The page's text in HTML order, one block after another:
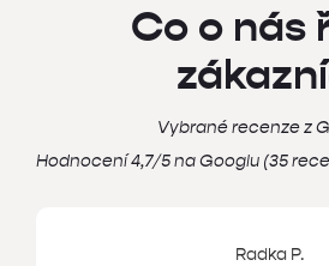
Co o nás
Vybrané recenze z
Hodnocení 4,7/5 na Googlu (35
Radka P.